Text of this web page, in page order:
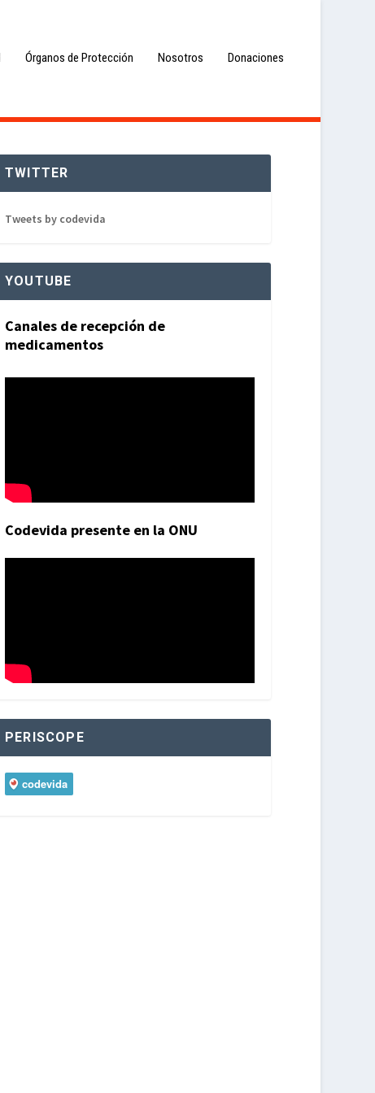
Órganos de Protección Nosotros Donaciones
TWITTER
Tweets by codevida
YOUTUBE
Canales de recepción de
medicamentos
Codevida presente en la ONU
PERISCOPE